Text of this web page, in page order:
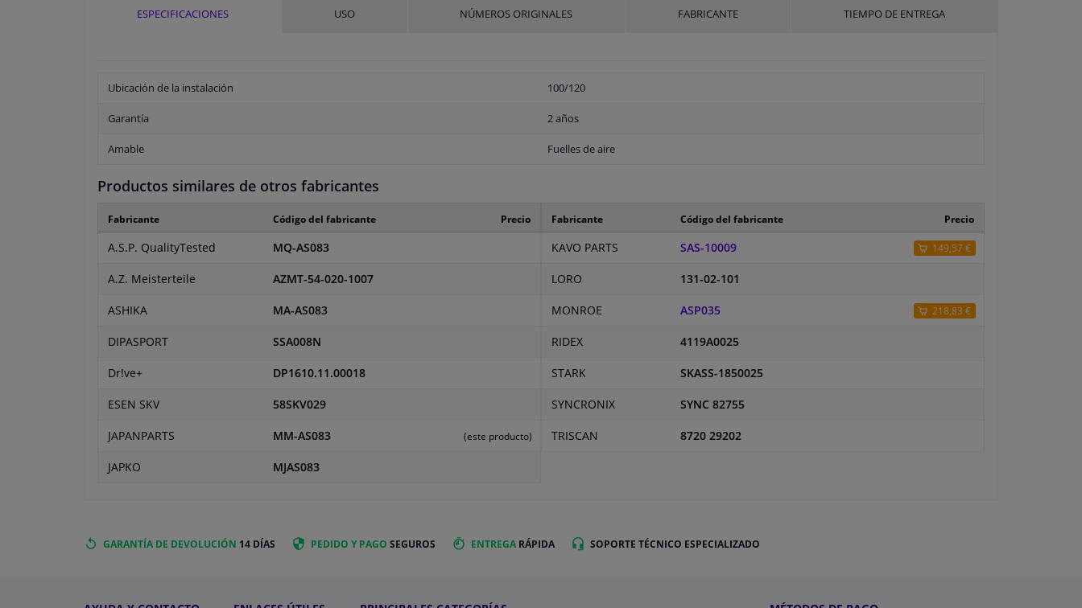
ESPECIFICACIONES USO NÚMEROS ORIGINALES FABRICANTE TIEMPO DE ENTREGA
Ubicación de la instalación 100/120
Garantía 2 años
Amable Fuelles de aire
Productos similares de otros fabricantes
Fabricante Código del fabricante Precio
A.S.P. QualityTested MQ-AS083
A.Z. Meisterteile AZMT-54-020-1007
ASHIKA MA-AS083
DIPASPORT SSA008N
Dr!ve+ DP1610.11.00018
ESEN SKV 58SKV029
JAPANPARTS MM-AS083 (este producto)
JAPKO MJAS083
Fabricante Código del fabricante Precio
KAVO PARTS SAS-10009 149,57 €
LORO 131-02-101
MONROE ASP035 218,83 €
RIDEX 4119A0025
STARK SKASS-1850025
SYNCRONIX SYNC 82755
TRISCAN 8720 29202
GARANTÍA DE DEVOLUCIÓN 14 DÍAS PEDIDO Y PAGO SEGUROS ENTREGA RÁPIDA SOPORTE TÉCNICO ESPECIALIZADO